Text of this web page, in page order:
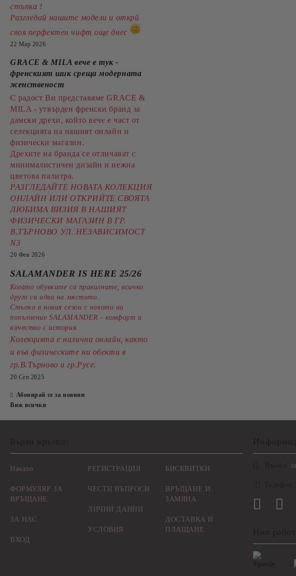
стъпка !
Разгледай нашите модели и открй
своя перфектен чифт още днес
22 Мар 2026
GRACE & MILA вече е тук -
френският шик среща модерната
женственост
С радост Ви представяме GRACE &
MILA - утвърден френски бранд за
дамски дрехи, който вече е част от
селекцията на нашият онлайн и
физически магазин.
Дрехите на бранда се отличават с
минималистичен дизайн и нежна
цветова палитра.
РАЗГЛЕДАЙТЕ НОВАТА КОЛЕКЦИЯ
ОНЛАЙН ИЛИ ОТКРИЙТЕ СВОЯТА
ЛЮБИМА ВИЗИЯ В НАШИЯТ
ФИЗИЧЕСКИ МАГАЗИН В ГР.
В.ТЪРНОВО УЛ. НЕЗАВИСИМОСТ
N3
20 Фев 2026
SALAMANDER IS HERE 25/26
Когато обувките са правилните, всичко
друго си идва на мястото.
Стъпка в новия сезон с новото ни
попълнение SALAMANDER - комфорт и
качество с история.
Колекцията е налична онлайн, както
и във физическите ни обекти в
гр.В.Търново и гр.Русе.
20 Сеп 2025
Абонирай се за новини
Виж всички
Начало
ФОРМУЛЯР ЗА
ВРЪЩАНЕ
ЗА НАС
ВХОД
РЕГИСТРАЦИЯ
ЧЕСТИ ВЪПРОСИ
ЛИЧНИ ДАННИ
УСЛОВИЯ
БИСКВИТКИ
ВРЪЩАНЕ И
ЗАМЯНА
ДОСТАВКА И
ПЛАЩАНЕ